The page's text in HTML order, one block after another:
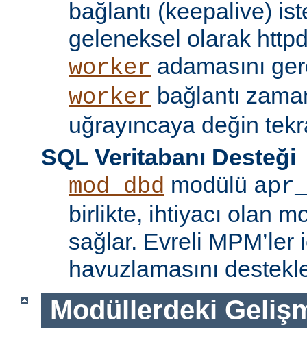
bağlantı (keepalive)
geleneksel olarak
worker adamasını
worker bağlantı
uğrayıncaya değin
SQL Veritabanı Desteği
mod_dbd modülü
birlikte, ihtiyacı olan
sağlar. Evreli MPM’ler
havuzlamasını
Modüllerdeki